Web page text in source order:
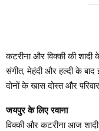
कटरीना और विक्की की
संगीत, मेहंदी और हल्दी के
दोनों के खास दोस्त और
जयपुर के लिए रवाना
विक्की और कटरीना आज